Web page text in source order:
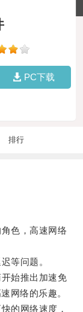
PC下载
排行
色，高速网络
等问题。
始推出加速免
网络的乐趣。
的网络速度，